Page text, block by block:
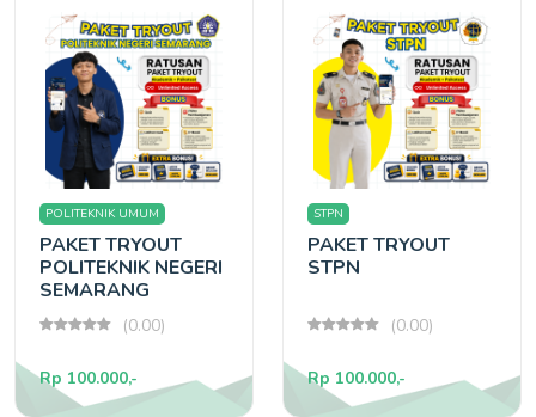
POLITEKNIK UMUM
PAKET TRYOUT
POLITEKNIK NEGERI
SEMARANG
(0.00)
Rp 100.000,-
STPN
PAKET TRYOUT
STPN
(0.00)
Rp 100.000,-